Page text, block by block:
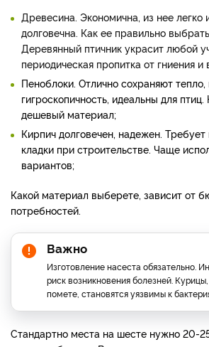
Древесина. Экономична, из нее легко
долговечна. Как ее правильно
Деревянный птичник украсит любой
периодическая пропитка от гниения и
Пеноблоки. Отлично сохраняют
гигроскопичность, идеальны для
дешевый материал;
Кирпич долговечен, надежен.
кладки при строительстве. Чаще
вариантов;
Какой материал выберете, зависит от
потребностей.
Важно
Изготовление насеста обязательно.
риск возникновения болезней.
помете, становятся уязвимы к
Стандартно места на шесте нужно 20-